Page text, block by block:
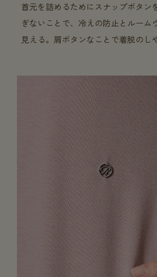
首元を詰めるためにスナップボタン
ぎないことで、冷えの防止とルーム
見える。肩ボタンなことで着脱のし